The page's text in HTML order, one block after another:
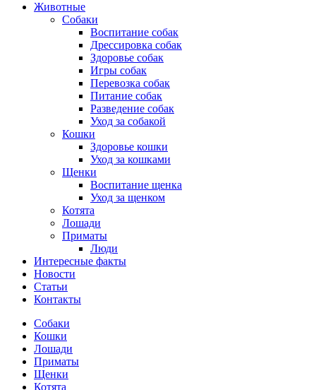
Животные
Собаки
Воспитание собак
Дрессировка собак
Здоровье собак
Игры собак
Перевозка собак
Питание собак
Разведение собак
Уход за собакой
Кошки
Здоровье кошки
Уход за кошками
Щенки
Воспитание щенка
Уход за щенком
Котята
Лошади
Приматы
Люди
Интересные факты
Новости
Статьи
Контакты
Собаки
Кошки
Лошади
Приматы
Щенки
Котята